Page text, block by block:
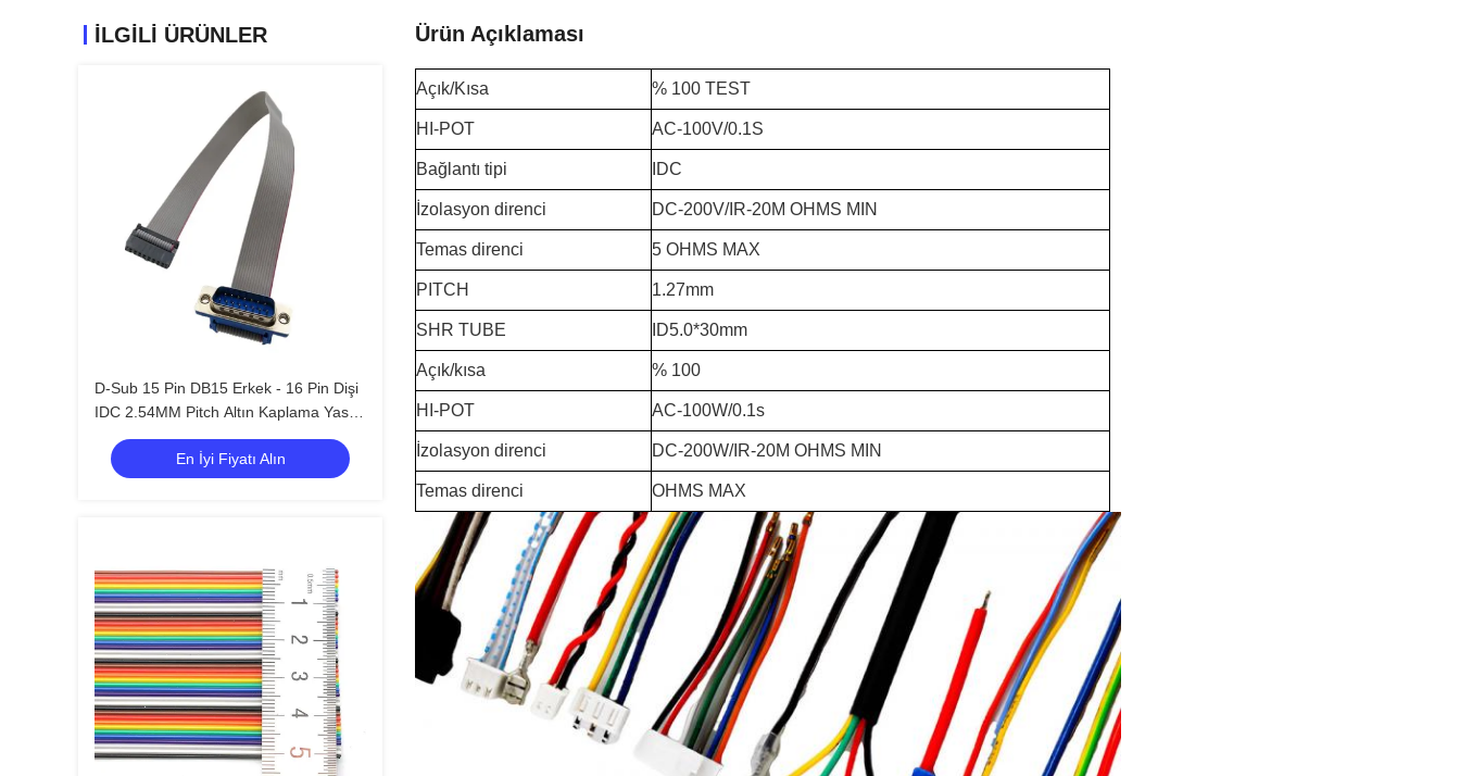
ILGILI ÜRÜNLER
D-Sub 15 Pin DB15 Erkek - 16 Pin Dişi
IDC 2.54MM Pitch Altın Kaplama Yassı
Şerit Kablo
En İyi Fiyatı Alın
Ürün Açıklaması
Açık/Kısa % 100 TEST
HI-POT AC-100V/0.1S
Bağlantı tipi IDC
İzolasyon direnci DC-200V/IR-20M OHMS MIN
Temas direnci 5 OHMS MAX
PITCH 1.27mm
SHR TUBE ID5.0*30mm
Açık/kısa % 100
HI-POT AC-100W/0.1s
İzolasyon direnci DC-200W/IR-20M OHMS MIN
Temas direnci OHMS MAX